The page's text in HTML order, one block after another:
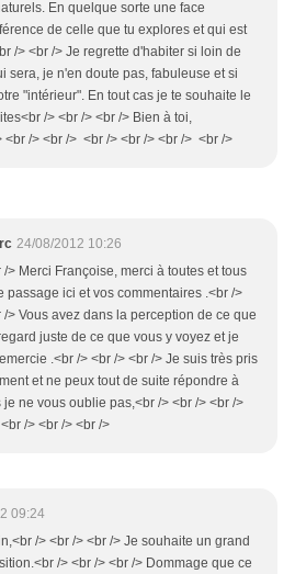
En quelque sorte une face
de celle que tu explores et qui est
/> <br /> Je regrette d'habiter si loin de
sera, je n'en doute pas, fabuleuse et si
"intérieur". En tout cas je te souhaite le
/> <br /> <br /> Bien à toi,
<br /> <br /> <br /> <br /> <br /> <br />
24/08/2012 10:26
/> Merci Françoise, merci à toutes et tous
passage ici et vos commentaires .<br />
/> Vous avez dans la perception de ce que
juste de ce que vous y voyez et je
.<br /> <br /> <br /> Je suis très pris
et ne peux tout de suite répondre à
je ne vous oublie pas,<br /> <br /> <br />
/> <br /> <br />
09:24
/> <br /> <br /> Je souhaite un grand
/> <br /> <br /> Dommage que ce